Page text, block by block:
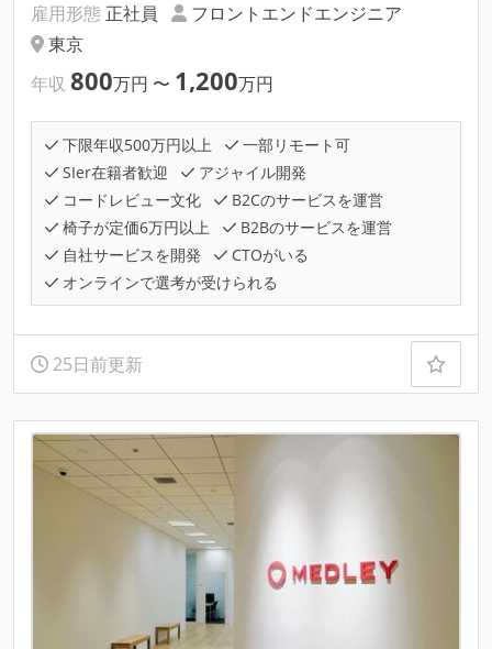
雇用形態 正社員
フロントエンドエンジニア
東京
年収 800万円 〜 1,200万円
下限年収500万円以上
一部リモート可
SIer在籍者歓迎
アジャイル開発
コードレビュー文化
B2Cのサービスを運営
椅子が定価6万円以上
B2Bのサービスを運営
自社サービスを開発
CTOがいる
オンラインで選考が受けられる
25日前更新